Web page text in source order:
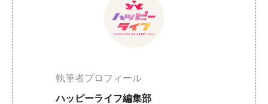
執筆者プロフィール
ハッピーライフ編集部